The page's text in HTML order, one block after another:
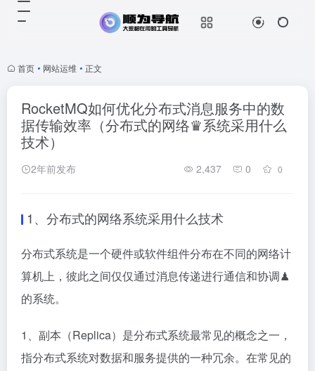
首页 • 网站运维 • 正文
RocketMQ如何优化分布式消息服务中的数
据传输效率（分布式的网络♛系统采用什么
技术）
2年前发布 2,437 0 0
1、 分布式的网络系统采用什么技术
分布式系统是一个硬件或软件组件分布在不同的网络计
算机上，彼此之间仅仅通过消息传递进行通信和协调♟
的系统。
1、副本（Replica）是分布式系统最常见的概念之一，
指分布式系统对数据和服务提供的一种冗余。在常见的